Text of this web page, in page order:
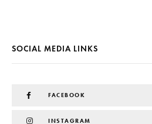
SOCIAL MEDIA LINKS
FACEBOOK
INSTAGRAM